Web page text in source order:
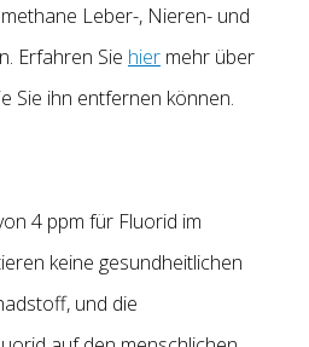
Leber-, Nieren- und
Erfahren Sie hier mehr über
Sie ihn entfernen können.
4 ppm für Fluorid im
keine gesundheitlichen
und die